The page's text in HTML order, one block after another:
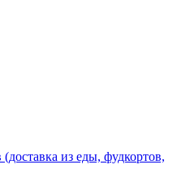
из еды, фудкортов,